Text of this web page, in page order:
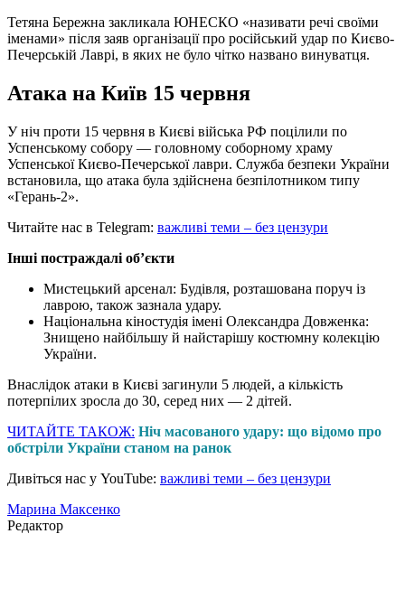
Тетяна Бережна закликала ЮНЕСКО «називати речі своїми
іменами» після заяв організації про російський удар по Києво-
Печерській Лаврі, в яких не було чітко названо винуватця.
Атака на Київ 15 червня
У ніч проти 15 червня в Києві війська РФ поцілили по
Успенському собору — головному соборному храму
Успенської Києво-Печерської лаври. Служба безпеки України
встановила, що атака була здійснена безпілотником типу
«Герань-2».
Читайте нас в Telegram: важливі теми – без цензури
Інші постраждалі об’єкти
Мистецький арсенал: Будівля, розташована поруч із
лаврою, також зазнала удару.
Національна кіностудія імені Олександра Довженка:
Знищено найбільшу й найстарішу костюмну колекцію
України.
Внаслідок атаки в Києві загинули 5 людей, а кількість
потерпілих зросла до 30, серед них — 2 дітей.
ЧИТАЙТЕ ТАКОЖ: Ніч масованого удару: що відомо про
обстріли України станом на ранок
Дивіться нас у YouTube: важливі теми – без цензури
Марина Максенко
Редактор